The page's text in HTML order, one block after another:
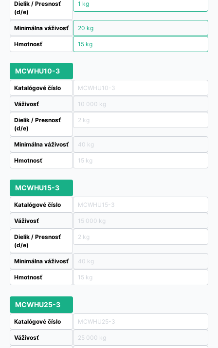
Dielik / Presnosť
(d/e)
1 kg
Minimálna váživosť 20 kg
Hmotnosť 15 kg
MCWHU10-3
Katalógové číslo MCWHU10-3
Váživosť 10 000 kg
Dielik / Presnosť
(d/e)
2 kg
Minimálna váživosť 40 kg
Hmotnosť 15 kg
MCWHU15-3
Katalógové číslo MCWHU15-3
Váživosť 15 000 kg
Dielik / Presnosť
(d/e)
2 kg
Minimálna váživosť 40 kg
Hmotnosť 15 kg
MCWHU25-3
Katalógové číslo MCWHU25-3
Váživosť 25 000 kg